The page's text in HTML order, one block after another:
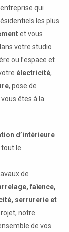
qui
les plus
et vous
votre studio
ou l’espace et
électricité,
, pose de
êtes à la
d’intérieure
tout le
de
faïence,
serrurerie et
notre
de vos